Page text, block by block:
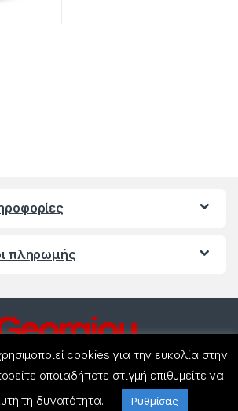
πληρωμής
ερωτήσεις ? Καλέστε
cookies για την ευκολία στην
οποιαδήποτε στιγμή επιθυμείτε να
τη δυνατότητα.
Ρυθμίσεις